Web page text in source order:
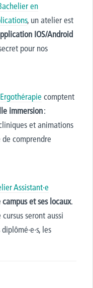
en
, un atelierest
IOS/Android
pour nos
Ergothérapie comptent
immersion:
etanimations
comprendre
Assistant·e
et ses locaux.
cursus seront aussi
diplômé·e·s, les